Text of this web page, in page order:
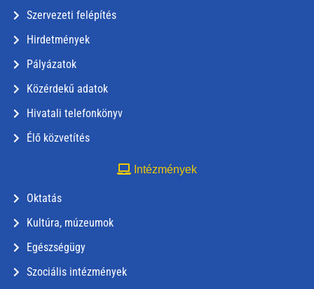
Szervezeti felépítés
Hirdetmények
Pályázatok
Közérdekű adatok
Hivatali telefonkönyv
Élő közvetítés
Intézmények
Oktatás
Kultúra, múzeumok
Egészségügy
Szociális intézmények